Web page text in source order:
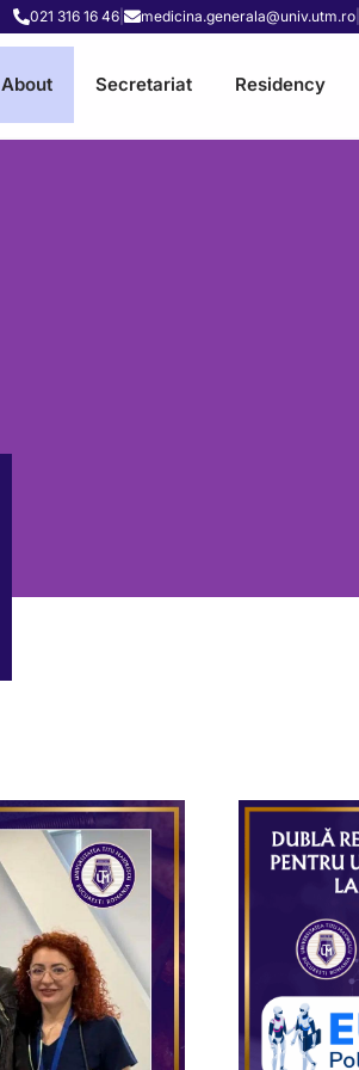
021 316 16 46| medicina.generala@univ.utm.ro|
About Secretariat Residency